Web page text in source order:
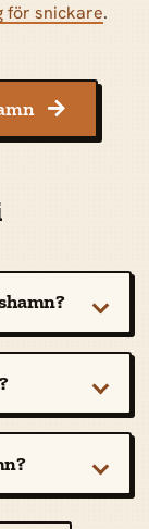
för snickare.
